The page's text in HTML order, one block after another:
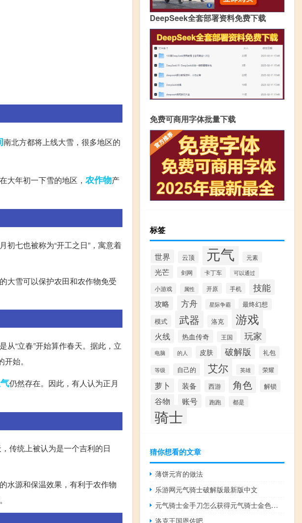
南北方都将上线大雪，很多地区的
大年初一下雪的地区， 农作物产
七也被称为“开工之日”，寓意着
大雪可以保护农田和农作物免受
“立春”开始算作春天。据此，立
始。
仍然存在。因此，有人认为正月
传统上被认为是一个吉利的日
水源和保温效果，有利于农作物
DeepSeek全套部署资料免费下载
免费可商用字体批量下载
标签
世界 云顶 元气 元素
光芒 剑网 卡丁车 可以通过
小游戏 属性 开原 手机 技能
攻略 方舟 星际争霸 最终幻想
模式 武器 洛克 游戏
火线 热血传奇 王国 玩家
电脑 的人 皮肤 破解版 礼包
等级 自己的 艾尔 英雄 荣耀
萝卜 装备 西游 角色 解锁
谷物 账号 跑跑 都是
骑士
猜你想看的文章
薄饼元宵的做法
乐游网元气骑士破解版最新版中文
元气骑士金手刀怎么获得元气骑士金色手刀
洛克王国恩佐吧